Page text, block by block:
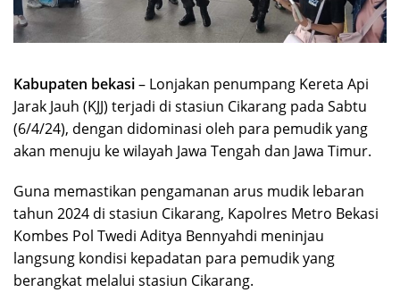
Kabupaten bekasi– Lonjakan penumpang Kereta Api
Jarak Jauh (KJJ) terjadi di stasiun Cikarang pada Sabtu
(6/4/24), dengan didominasi oleh para pemudik yang
akan menuju ke wilayah Jawa Tengah dan Jawa Timur.
Guna memastikan pengamanan arus mudik lebaran
tahun 2024 di stasiun Cikarang, Kapolres Metro Bekasi
Kombes Pol Twedi Aditya Bennyahdi meninjau
langsung kondisi kepadatan para pemudik yang
berangkat melalui stasiun Cikarang.